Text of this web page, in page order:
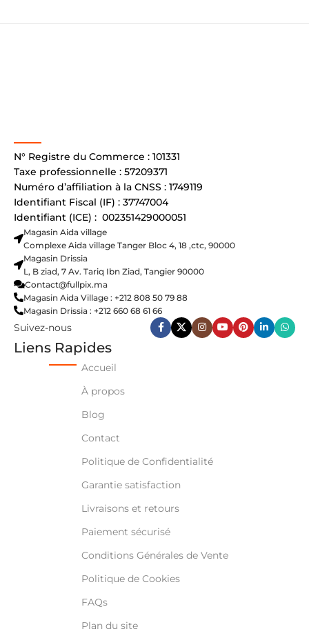
N° Registre du Commerce : 101331
Taxe professionnelle : 57209371
Numéro d’affiliation à la CNSS : 1749119
Identifiant Fiscal (IF) : 37747004
Identifiant (ICE) : 002351429000051
Magasin Aida village
Complexe Aida village Tanger Bloc 4, 18 ,ctc, 90000
Magasin Drissia
L, B ziad, 7 Av. Tariq Ibn Ziad, Tangier 90000
Contact@fullpix.ma
Magasin Aida Village : +212 808 50 79 88
Magasin Drissia : +212 660 68 61 66
Suivez-nous
Liens Rapides
Accueil
À propos
Blog
Contact
Politique de Confidentialité
Garantie satisfaction
Livraisons et retours
Paiement sécurisé
Conditions Générales de Vente
Politique de Cookies
FAQs
Plan du site